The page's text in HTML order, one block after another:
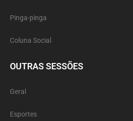
Pinga-pinga
Coluna Social
OUTRAS SESSÕES
Geral
Esportes